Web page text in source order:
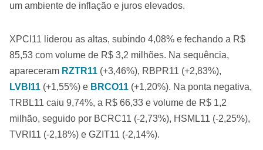
um ambiente de inflação e juros elevados.
XPCI11 liderou as altas, subindo 4,08% e fechando a R$
85,53 com volume de R$ 3,2 milhões. Na sequência,
apareceram RZTR11 (+3,46%), RBPR11 (+2,83%),
LVBI11 (+1,55%) e BRCO11 (+1,20%). Na ponta negativa,
TRBL11 caiu 9,74%, a R$ 66,33 e volume de R$ 1,2
milhão, seguido por BCRC11 (-2,73%), HSML11 (-2,25%),
TVRI11 (-2,18%) e GZIT11 (-2,14%).